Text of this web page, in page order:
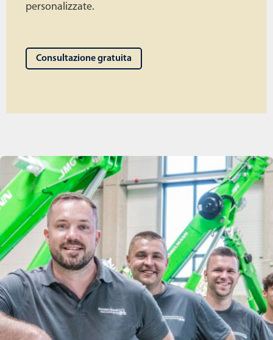
personalizzate.
Consultazione gratuita